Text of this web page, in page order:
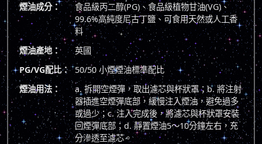
煙油成分：
食品級丙二醇(PG)、食品級植物甘油(VG)、
99.6%高純度尼古丁鹽、可食用天然或人工香
料
煙油產地：
英國
PG/VG配比： 50/50 小煙煙油標準配比
煙油用法：
a. 拆開空煙彈，取出濾芯與杯狀罩；b. 將注射
器插進空煙彈底部，緩慢注入煙油，避免過多
或過少；c. 注入完成後，將濾芯與杯狀罩安裝
回煙彈底部；d. 靜置煙油5～10分鐘左右，充
分滲透至濾芯。